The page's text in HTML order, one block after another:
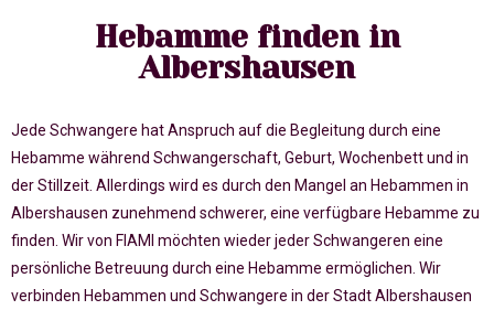
Hebamme finden in
Albershausen
Jede Schwangere hat Anspruch auf die Begleitung durch eine
Hebamme während Schwangerschaft, Geburt, Wochenbett und in
der Stillzeit. Allerdings wird es durch den Mangel an Hebammen in
Albershausen zunehmend schwerer, eine verfügbare Hebamme zu
finden. Wir von FIAMI möchten wieder jeder Schwangeren eine
persönliche Betreuung durch eine Hebamme ermöglichen. Wir
verbinden Hebammen und Schwangere in der Stadt Albershausen